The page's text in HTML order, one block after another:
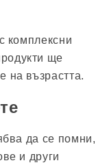
комплексни
ще
на възрастта.
да се помни,
и други